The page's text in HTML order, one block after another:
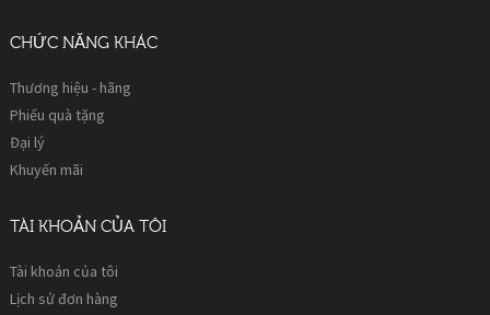
CHỨC NĂNG KHÁC
Thương hiệu - hãng
Phiếu quà tặng
Đại lý
Khuyến mãi
TÀI KHOẢN CỦA TÔI
Tài khoản của tôi
Lịch sử đơn hàng